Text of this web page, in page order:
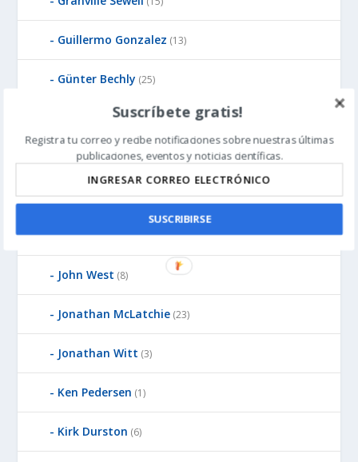
Guillermo Gonzalez (13)
Günter Bechly (25)
Howard Glicksman(8)
Howard Glicksman(5)
James Gills(1)
Jean-Pierre Luminet(2)
John West (8)
Jonathan McLatchie (23)
Jonathan Witt (3)
Ken Pedersen (1)
Kirk Durston (6)
Suscríbete gratis!
Registra tu correo y recibe notificaciones sobre nuestras últimas
publicaciones, eventos y noticias científicas.
SUSCRIBIRSE